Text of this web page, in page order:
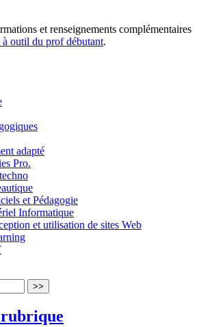
et renseignements complémentaires
à outil du prof débutant.
adapté
Pro.
et Pédagogie
Informatique
et utilisation de sites Web
>>
rubrique